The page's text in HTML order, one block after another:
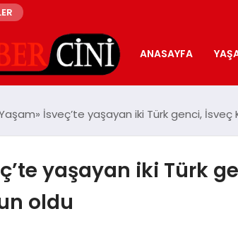
ANASAYFA
İsveç’te yaşayan iki Türk genci, İsveç
yaşayan iki Türk
oldu